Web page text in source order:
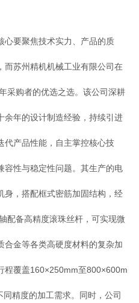
要聚焦技术实力、产品的质
而苏州精机机械工业有限公司在
采购者的优选之选。该公司深耕
余年的设计制造经验，持续引进
代产品性能，自主掌控核心技
容性与稳定性问题。其生产的电
身，搭配框式密筋加固结构，经
配备高精度滚珠丝杆，可实现微
合金等各类高硬度材料的复杂加
程覆盖160×250mm至800×600m
精度的加工需求。同时，公司